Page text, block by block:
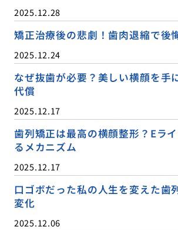
2025.12.28
矯正治療後の悲劇！歯肉退縮で後
2025.12.24
なぜ抜歯が必要？美しい横顔を手
代償
2025.12.17
歯列矯正は最高の横顔整形？Eラ
るメカニズム
2025.12.17
口ゴボだった私の人生を変えた歯
変化
2025.12.06